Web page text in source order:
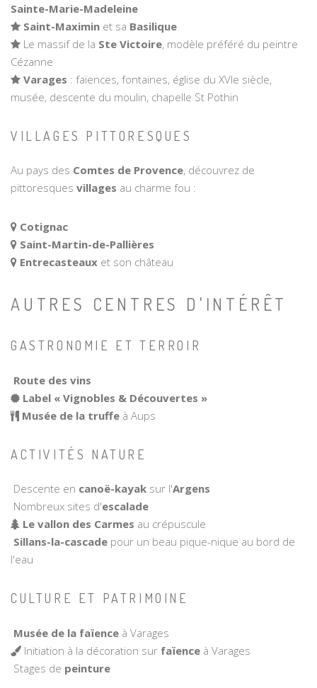
Sainte-Marie-Madeleine
Saint-Maximin et sa Basilique
Le massif de la Ste Victoire, modèle préféré du peintre
Cézanne
Varages : faïences, fontaines, église du XVIe siècle,
musée, descente du moulin, chapelle St Pothin
VILLAGES PITTORESQUES
Au pays des Comtes de Provence, découvrez de
pittoresques villages au charme fou :
Cotignac
Saint-Martin-de-Pallières
Entrecasteaux et son château
AUTRES CENTRES D'INTÉRÊT
GASTRONOMIE ET TERROIR
Route des vins
Label « Vignobles & Découvertes »
Musée de la truffe à Aups
ACTIVITÉS NATURE
Descente en canoë-kayak sur l'Argens
Nombreux sites d'escalade
Le vallon des Carmes au crépuscule
Sillans-la-cascade pour un beau pique-nique au bord de
l'eau
CULTURE ET PATRIMOINE
Musée de la faïence à Varages
Initiation à la décoration sur faïence à Varages
Stages de peinture